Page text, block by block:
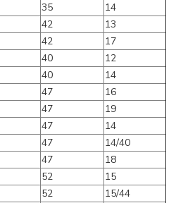
35
14
42
13
42
17
40
12
40
14
47
16
47
19
47
14
47
14/40
47
18
52
15
52
15/44